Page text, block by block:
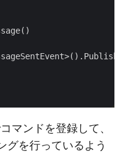
マンドを登録して、
グを行っているよう